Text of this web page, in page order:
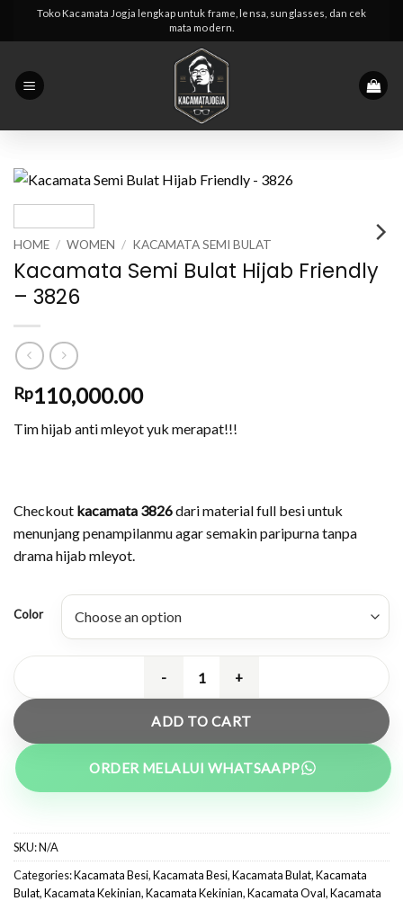
Toko Kacamata Jogja lengkap untuk frame, lensa, sunglasses, dan cek
mata modern.
HOME / WOMEN / KACAMATA SEMI BULAT
Kacamata Semi Bulat Hijab Friendly
– 3826
Rp110,000.00
Tim hijab anti mleyot yuk merapat!!!
Checkout kacamata 3826dari material full besi untuk
menunjang penampilanmu agar semakin paripurna tanpa
drama hijab mleyot.
Color
Kacamata Semi Bulat Hijab
ADD TO CART
ORDER MELALUI WHATSAAPP
SKU:N/A
Categories:Kacamata Besi,Kacamata Besi,Kacamata Bulat,Kacamata
Bulat,Kacamata Kekinian,Kacamata Kekinian,Kacamata Oval,Kacamata